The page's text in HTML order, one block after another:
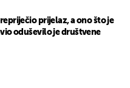
prijelaz, a ono što je
oduševilo je društvene